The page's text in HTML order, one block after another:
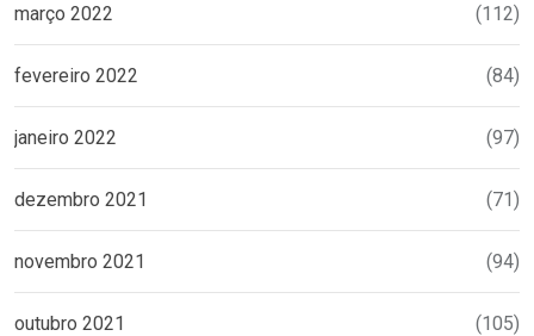
março 2022 (112)
fevereiro 2022 (84)
janeiro 2022 (97)
dezembro 2021 (71)
novembro 2021 (94)
outubro 2021 (105)